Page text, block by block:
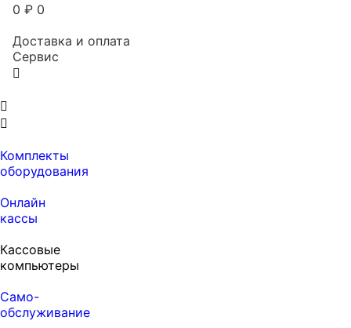
0 ₽ 0
Доставка и оплата
Сервис
Комплекты
оборудования
Онлайн
кассы
Кассовые
компьютеры
Само-
обслуживание